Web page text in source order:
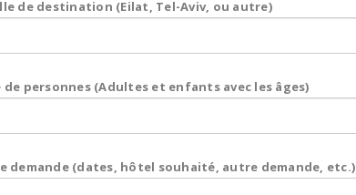
de destination (Eilat, Tel-Aviv, ou autre)
de personnes (Adultes et enfants avec les âges)
demande (dates, hôtel souhaité, autre demande, etc.)